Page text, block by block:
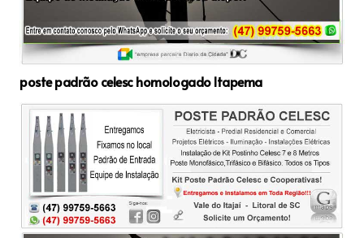
poste padrão celesc homologado Itapema